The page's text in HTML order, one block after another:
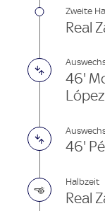
Zweite
Real
46'
46'
Halbzeit
Real